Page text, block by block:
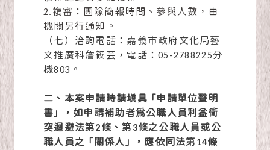
2.複審：團隊簡報時間、參與人數，由
機關另行通知。
（七）洽詢電話：嘉義市政府文化局藝
文推廣科詹筱芸，電話：05-2788225分
機803。
二、本案申請時請填具 「申請單位聲明
書」 ，如申請補助者為公職人員利益衝
突迴避法第2條、第3條之公職人員或公
職人員之 「關係人」 ，應依同法第14條